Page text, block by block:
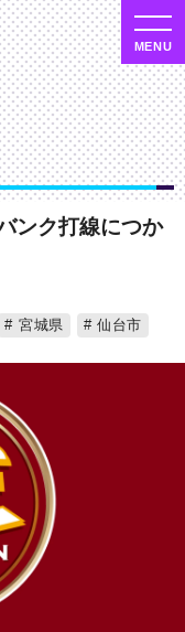
ンク打線につか
宮城県 仙台市